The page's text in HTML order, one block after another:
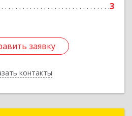
3
заявку
контакты
заявку
Назад